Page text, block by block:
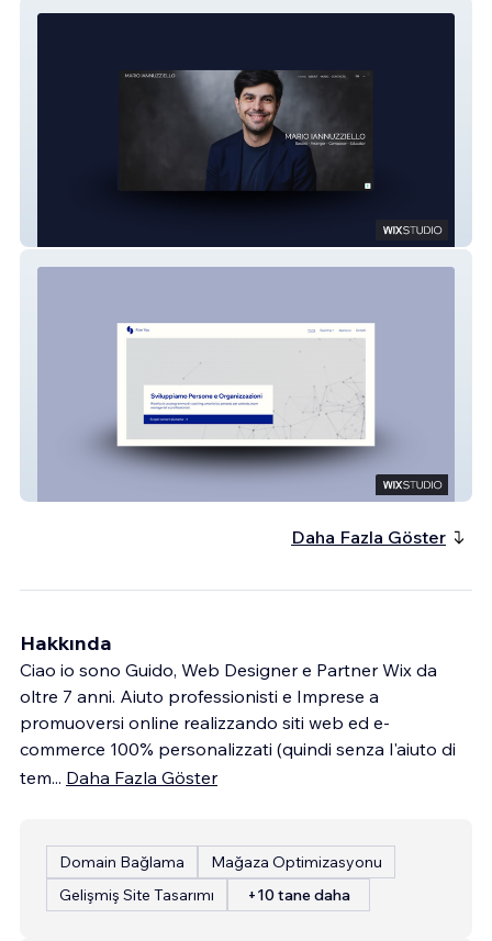
Daha Fazla Göster
Hakkında
Ciao io sono Guido, Web Designer e Partner Wix da
oltre 7 anni. Aiuto professionisti e Imprese a
promuoversi online realizzando siti web ed e-
commerce 100% personalizzati (quindi senza l'aiuto di
tem... Daha Fazla Göster
Domain Bağlama
Mağaza Optimizasyonu
Gelişmiş Site Tasarımı
+10 tane daha